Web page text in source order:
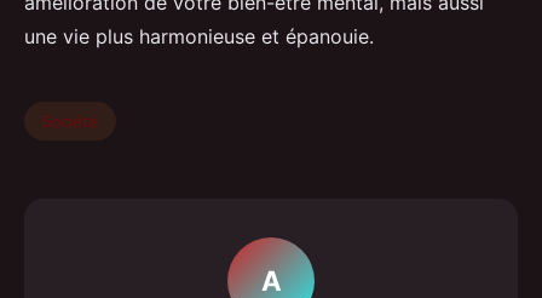
une vie plus harmonieuse et épanouie.
Société
A